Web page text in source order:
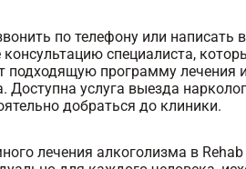
по телефону или написать
специалиста,
подходящую программу лечения
Доступна услуга выезда
добраться до клиники.
лечения алкоголизма в